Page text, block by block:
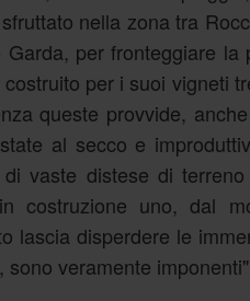
nella zona tra
per fronteggiare la
per i suoi vigneti
queste provvide,
al secco e
vaste distese di
costruzione uno, dal
lascia disperdere le
veramente